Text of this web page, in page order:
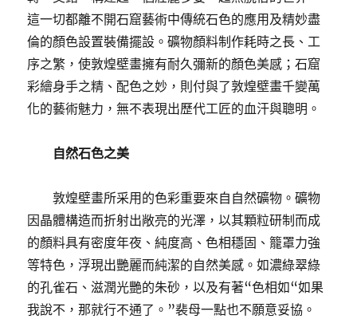
這一切都離不開石窟藝術中傳統石色的應用及精妙盡
倫的顏色設置裝備擺設。礦物顏料制作耗時之長、工
序之繁，使敦煌壁畫擁有耐久彌新的顏色美感；石窟
彩繪身手之精、配色之妙，則付與了敦煌壁畫千變萬
化的藝術魅力，無不表現出歷代工匠的血汗與聰明。
自然石色之美
敦煌壁畫所采用的色彩重要來自自然礦物。礦物
因晶體構造而折射出敞亮的光澤，以其顆粒研制而成
的顏料具有密度年夜、純度高、色相穩固、籠罩力強
等特色，浮現出艷麗而純潔的自然美感。如濃綠翠綠
的孔雀石、滋潤光艷的朱砂，以及有著“色相如“如果
我說不，那就行不通了。”裴母一點也不願意妥協。